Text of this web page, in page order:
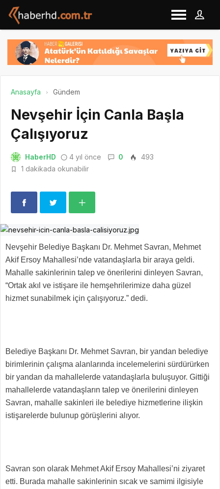
Anasayfa Gündem
Nevşehir İçin Canla Başla
Çalışıyoruz
HaberHD 4 yıl önce 0
493
1 dakikada okunabilir
Nevşehir Belediye Başkanı Dr. Mehmet Savran, Mehmet
Akif Ersoy Mahallesi’nde vatandaşlarla bir araya geldi.
Mahalle sakinlerinin talep ve önerilerini dinleyen Savran,
“Ortak akıl ve istişare ile hemşehrilerimize daha güzel
hizmet sunabilmek için çalışıyoruz.” dedi.
Belediye Başkanı Dr. Mehmet Savran, bir yandan belediye
birimlerinin çalışma alanlarında incelemelerini sürdürürken
bir yandan da mahallelerde vatandaşlarla buluşuyor. Gittiği
mahallelerde vatandaşların talep ve önerilerini dinleyen
Savran, mahalle sakinleri ile belediye hizmetlerine ilişkin
istişarelerde bulunup görüşlerini alıyor.
Savran son olarak Mehmet Akif Ersoy Mahallesi’ni ziyaret
etti. Burada mahalle sakinlerinin sıcak ve samimi ilgisiyle